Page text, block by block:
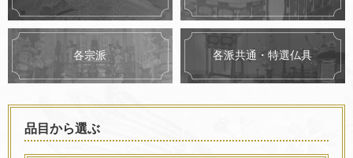
各宗派 各派共通・特選仏具
品目から選ぶ